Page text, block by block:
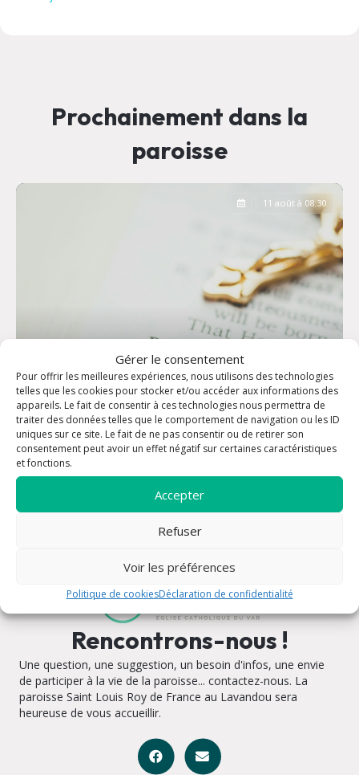
Gérer le consentement
Pour offrir les meilleures expériences, nous utilisons des technologies
telles que les cookies pour stocker et/ou accéder aux informations des
appareils. Le fait de consentir à ces technologies nous permettra de
traiter des données telles que le comportement de navigation ou les ID
uniques sur ce site. Le fait de ne pas consentir ou de retirer son
consentement peut avoir un effet négatif sur certaines caractéristiques
et fonctions.
Accepter
Refuser
Voir les préférences
Politique de cookiesDéclaration de confidentialité
Prochainement dans la
paroisse
Office des Laudes
11 août à 08:30
Rencontrons-nous !
Une question, une suggestion, un besoin d'infos, une envie
de participer à la vie de la paroisse... contactez-nous. La
paroisse Saint Louis Roy de France au Lavandou sera
heureuse de vous accueillir.